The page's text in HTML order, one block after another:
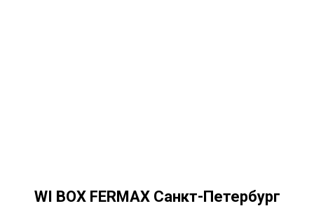
WI BOX FERMAX Санкт-Петербург